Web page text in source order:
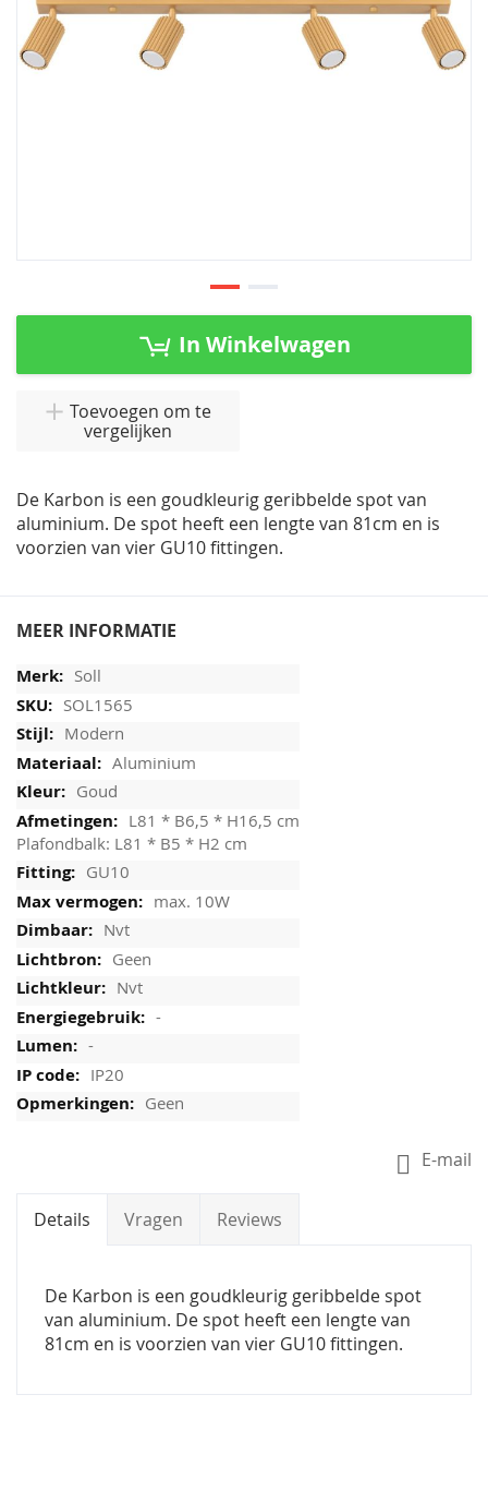
Ga
In Winkelwagen
Toevoegen om te
vergelijken
De Karbon is een goudkleurig geribbelde spot van
aluminium. De spot heeft een lengte van 81cm en is
voorzien van vier GU10 fittingen.
MEER INFORMATIE
Soll
SOL1565
Modern
Aluminium
Goud
L81 * B6,5 * H16,5 cm
Plafondbalk: L81 * B5 * H2 cm
GU10
max. 10W
Nvt
Geen
Nvt
-
-
IP20
Geen
E-mail
Details Vragen Reviews
De Karbon is een goudkleurig geribbelde spot
van aluminium. De spot heeft een lengte van
81cm en is voorzien van vier GU10 fittingen.